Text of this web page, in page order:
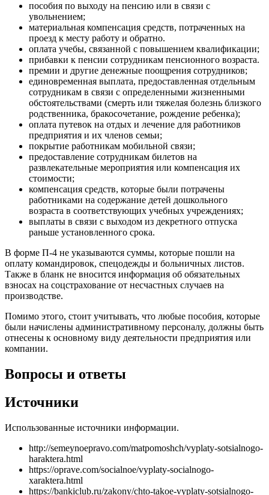
пособия по выходу на пенсию или в связи с
увольнением;
материальная компенсация средств, потраченных на
проезд к месту работу и обратно.
оплата учебы, связанной с повышением квалификации;
прибавки к пенсии сотрудникам пенсионного возраста.
премии и другие денежные поощрения сотрудников;
единовременная выплата, предоставленная отдельным
сотрудникам в связи с определенными жизненными
обстоятельствами (смерть или тяжелая болезнь близкого
родственника, бракосочетание, рождение ребенка);
оплата путевок на отдых и лечение для работников
предприятия и их членов семьи;
покрытие работникам мобильной связи;
предоставление сотрудникам билетов на
развлекательные мероприятия или компенсация их
стоимости;
компенсация средств, которые были потрачены
работниками на содержание детей дошкольного
возраста в соответствующих учебных учреждениях;
выплаты в связи с выходом из декретного отпуска
раньше установленного срока.
В форме П-4 не указываются суммы, которые пошли на
оплату командировок, спецодежды и больничных листов.
Также в бланк не вносится информация об обязательных
взносах на соцстрахование от несчастных случаев на
производстве.
Помимо этого, стоит учитывать, что любые пособия, которые
были начислены административному персоналу, должны быть
отнесены к основному виду деятельности предприятия или
компании.
Вопросы и ответы
Источники
Использованные источники информации.
http://semeynoepravo.com/matpomoshch/vyplaty-sotsialnogo-
haraktera.html
https://oprave.com/socialnoe/vyplaty-socialnogo-
xaraktera.html
https://bankiclub.ru/zakony/chto-takoe-vyplaty-sotsialnogo-